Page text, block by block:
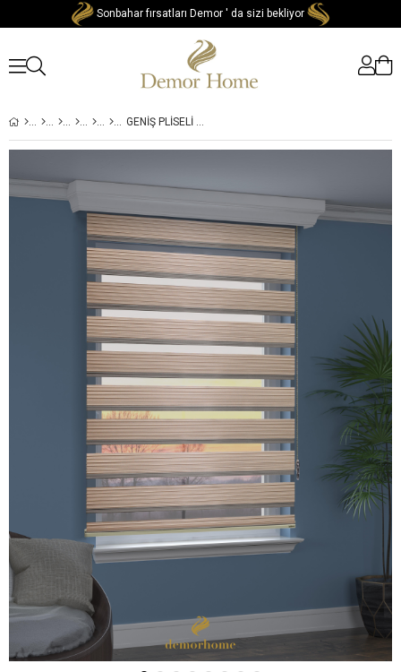
Sonbahar fırsatları Demor ' da sizi bekliyor
GENIŞ PLISELI LATTE RENGI ZEBRA STOR GÜNEŞLIK PERDE METAL KASA